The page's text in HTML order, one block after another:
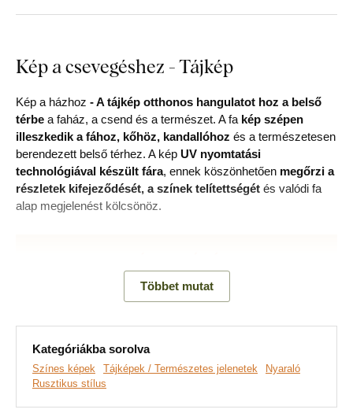
Kép a csevegéshez - Tájkép
Kép a házhoz -A tájkép otthonos hangulatot hoz a belső
térbe a faház, a csend és a természet. A fa kép szépen
illeszkedik a fához, kőhöz, kandallóhoz és a természetesen
berendezett belső térhez. A kép UV nyomtatási
technológiával készült fára, ennek köszönhetően megőrzi a
részletek kifejeződését, a színek telítettségét és valódi fa
alap megjelenést kölcsönöz.
Többet mutat
Kategóriákba sorolva
Színes képek Tájképek / Természetes jelenetek
Nyaraló
Rusztikus stílus